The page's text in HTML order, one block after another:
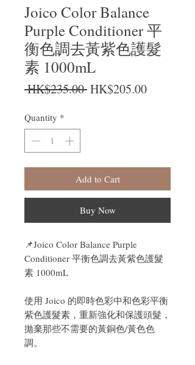
Joico Color Balance
Purple Conditioner 平
衡色調去黃紫色護髮
素 1000mL
HK$235.00 Regular Price
HK$205.00Sale Price
Quantity *
Add to Cart
Buy Now
📌Joico Color Balance Purple
Conditioner 平衡色調去黃紫色護髮
素 1000mL
使用 Joico 的即時色彩中和色彩平衡
紫色護髮素，重新強化和保護頭髮，
拋棄那些不需要的黃銅色/黃色色
調。